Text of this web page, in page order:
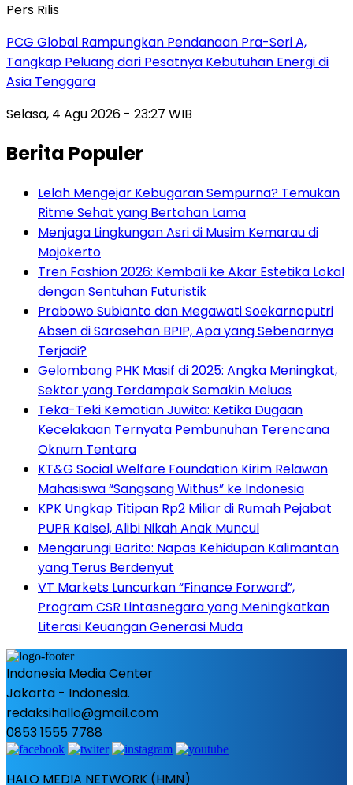
Pers Rilis
PCG Global Rampungkan Pendanaan Pra-Seri A,
Tangkap Peluang dari Pesatnya Kebutuhan Energi di
Asia Tenggara
Selasa, 4 Agu 2026 - 23:27 WIB
Berita Populer
Lelah Mengejar Kebugaran Sempurna? Temukan
Ritme Sehat yang Bertahan Lama
Menjaga Lingkungan Asri di Musim Kemarau di
Mojokerto
Tren Fashion 2026: Kembali ke Akar Estetika Lokal
dengan Sentuhan Futuristik
Prabowo Subianto dan Megawati Soekarnoputri
Absen di Sarasehan BPIP, Apa yang Sebenarnya
Terjadi?
Gelombang PHK Masif di 2025: Angka Meningkat,
Sektor yang Terdampak Semakin Meluas
Teka-Teki Kematian Juwita: Ketika Dugaan
Kecelakaan Ternyata Pembunuhan Terencana
Oknum Tentara
KT&G Social Welfare Foundation Kirim Relawan
Mahasiswa “Sangsang Withus” ke Indonesia
KPK Ungkap Titipan Rp2 Miliar di Rumah Pejabat
PUPR Kalsel, Alibi Nikah Anak Muncul
Mengarungi Barito: Napas Kehidupan Kalimantan
yang Terus Berdenyut
VT Markets Luncurkan “Finance Forward”,
Program CSR Lintasnegara yang Meningkatkan
Literasi Keuangan Generasi Muda
Indonesia Media Center
Jakarta - Indonesia.
redaksihallo@gmail.com
0853 1555 7788
HALO MEDIA NETWORK (HMN)